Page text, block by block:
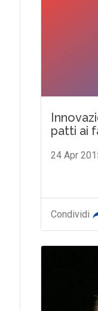
patti ai
24 Apr
Condividi